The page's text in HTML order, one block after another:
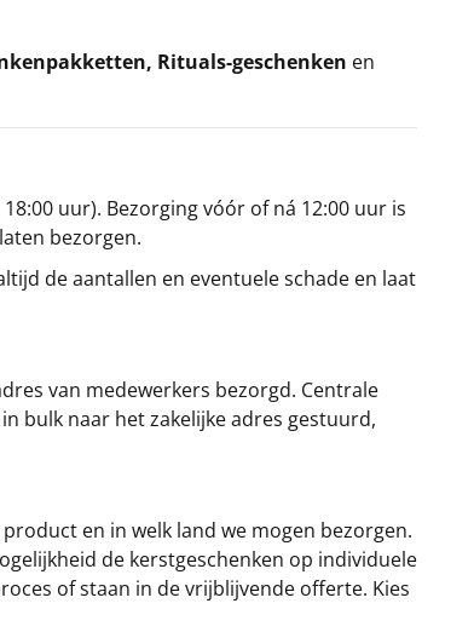
, Rituals-geschenken en
uur). Bezorging vóór of ná 12:00 uur is
bezorgen.
de aantallen en eventuele schade en laat
van medewerkers bezorgd. Centrale
bulk naar het zakelijke adres gestuurd,
en in welk land we mogen bezorgen.
de kerstgeschenken op individuele
of staan in de vrijblijvende offerte. Kies